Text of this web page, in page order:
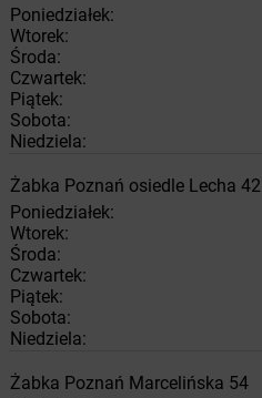
Poniedziałek:
Wtorek:
Środa:
Czwartek:
Piątek:
Sobota:
Niedziela:
Żabka Poznań osiedle Lecha 42
Poniedziałek:
Wtorek:
Środa:
Czwartek:
Piątek:
Sobota:
Niedziela:
Żabka Poznań Marcelińska 54